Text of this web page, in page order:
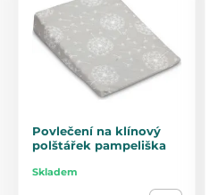
Povlečení na klínový
polštářek pampeliška
Skladem